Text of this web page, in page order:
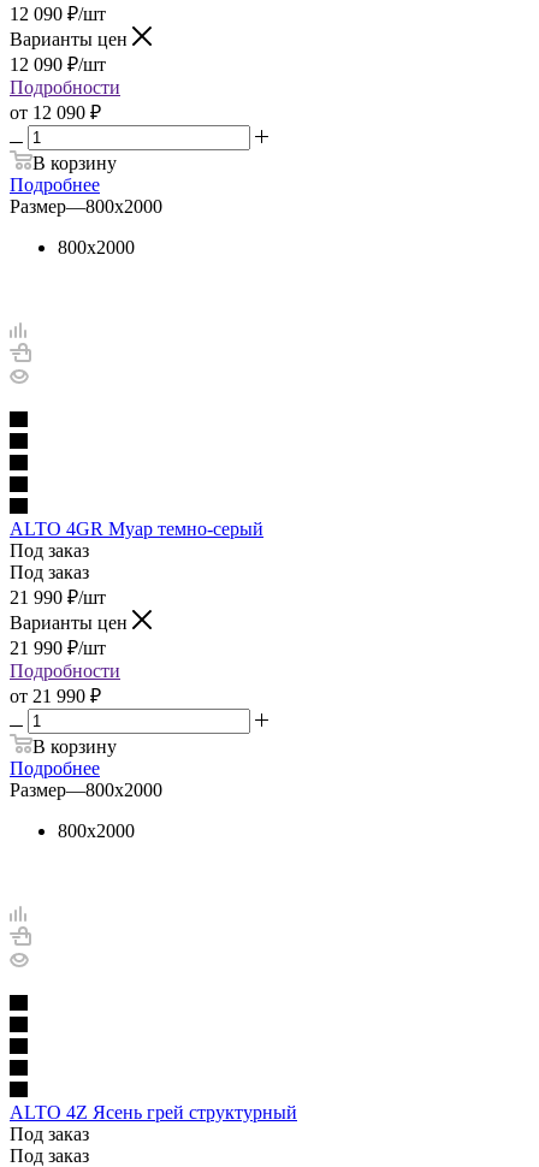
12 090 ₽/шт
Варианты цен
12 090 ₽/шт
Подробности
от 12 090 ₽
В корзину
Подробнее
Размер—800х2000
800х2000
ALTO 4GR Муар темно-серый
Под заказ
Под заказ
21 990 ₽/шт
Варианты цен
21 990 ₽/шт
Подробности
от 21 990 ₽
В корзину
Подробнее
Размер—800х2000
800х2000
ALTO 4Z Ясень грей структурный
Под заказ
Под заказ